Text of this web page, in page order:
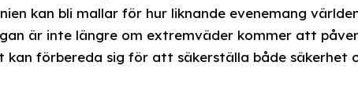
kan bli mallar för hur liknande evenemang
är inte längre om extremväder kommer att
kan förbereda sig för att säkerställa både säkerhet